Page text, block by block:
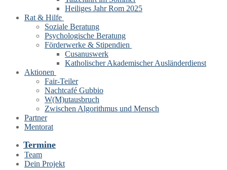
Heiliges Jahr Rom 2025
Rat & Hilfe
Soziale Beratung
Psychologische Beratung
Förderwerke & Stipendien
Cusanuswerk
Katholischer Akademischer Ausländerdienst
Aktionen
Fair-Teiler
Nachtcafé Gubbio
W(M)utausbruch
Zwischen Algorithmus und Mensch
Partner
Mentorat
Termine
Team
Dein Projekt